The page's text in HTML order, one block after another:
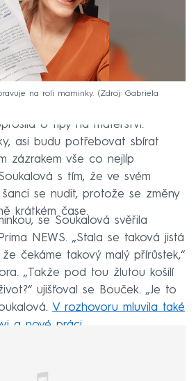
na roli maminky.
Zdroj: Gabriela
o tipy na mateřství.
asi budu potřebovat sbírat
zázrakem vše co nejlíp
s tím, že ve svém
se nudit, protože se změny
krátkém čase.
se Soukalová svěřila
NEWS. „Stala se taková jistá
čekáme takový malý přírůstek,“
„Takže pod tou žlutou košilí
ujišťoval se Bouček. „Je to
V rozhovoru mluvila také
a nové práci.